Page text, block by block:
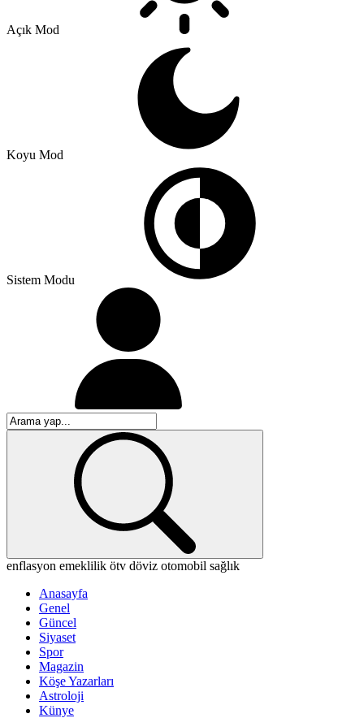
Açık Mod
Koyu Mod
Sistem Modu
enflasyon emeklilik ötv döviz otomobil sağlık
Anasayfa
Genel
Güncel
Siyaset
Spor
Magazin
Köşe Yazarları
Astroloji
Künye